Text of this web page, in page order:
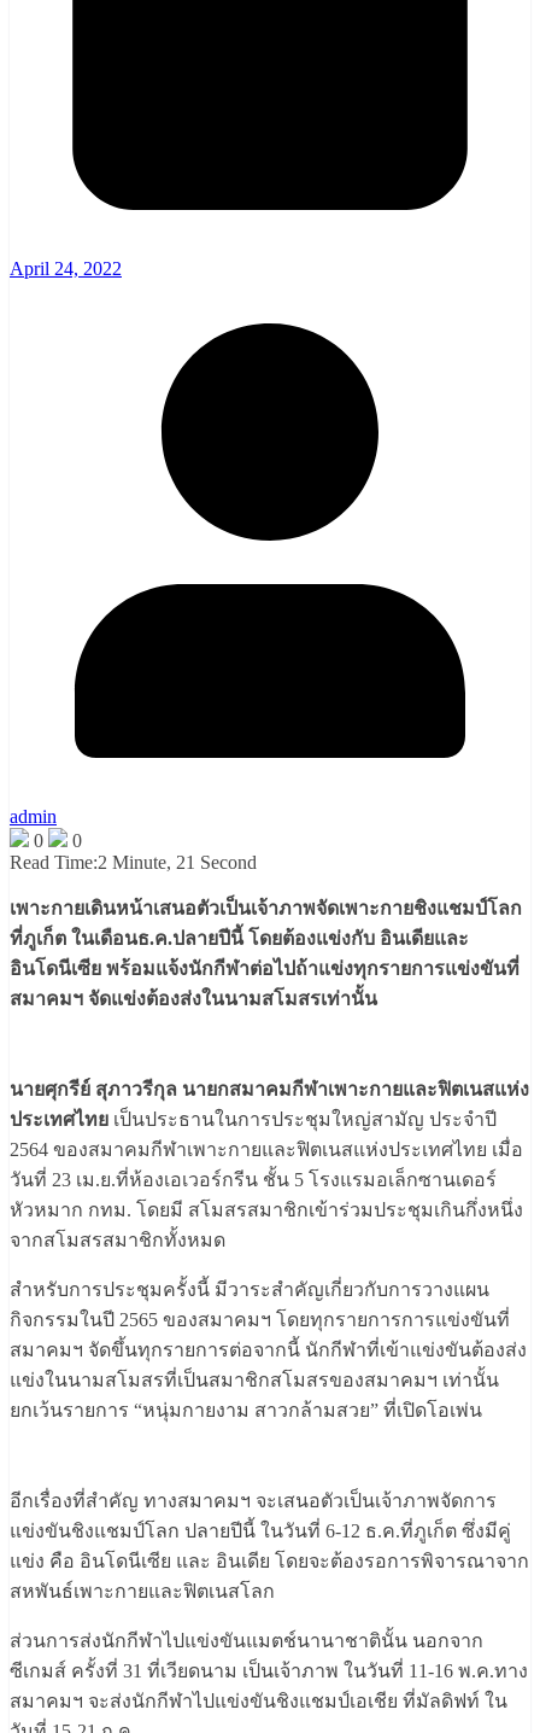
April 24, 2022
admin
0
0
Read Time:2 Minute, 21 Second
เพาะกายเดินหน้าเสนอตัวเป็นเจ้าภาพจัดเพาะกายชิงแชมป์โลก
ที่ภูเก็ต ในเดือนธ.ค.ปลายปีนี้ โดยต้องแข่งกับ อินเดียและ
อินโดนีเซีย พร้อมแจ้งนักกีฬาต่อไปถ้าแข่งทุกรายการแข่งขันที่
สมาคมฯ จัดแข่งต้องส่งในนามสโมสรเท่านั้น
นายศุกรีย์ สุภาวรีกุล นายกสมาคมกีฬาเพาะกายและฟิตเนสแห่ง
ประเทศไทย เป็นประธานในการประชุมใหญ่สามัญ ประจำปี
2564 ของสมาคมกีฬาเพาะกายและฟิตเนสแห่งประเทศไทย เมื่อ
วันที่ 23 เม.ย.ที่ห้องเอเวอร์กรีน ชั้น 5 โรงแรมอเล็กซานเดอร์
หัวหมาก กทม. โดยมี สโมสรสมาชิกเข้าร่วมประชุมเกินกึ่งหนึ่ง
จากสโมสรสมาชิกทั้งหมด
สำหรับการประชุมครั้งนี้ มีวาระสำคัญเกี่ยวกับการวางแผน
กิจกรรมในปี 2565 ของสมาคมฯ โดยทุกรายการการแข่งขันที่
สมาคมฯ จัดขึ้นทุกรายการต่อจากนี้ นักกีฬาที่เข้าแข่งขันต้องส่ง
แข่งในนามสโมสรที่เป็นสมาชิกสโมสรของสมาคมฯ เท่านั้น
ยกเว้นรายการ “หนุ่มกายงาม สาวกล้ามสวย” ที่เปิดโอเพ่น
อีกเรื่องที่สำคัญ ทางสมาคมฯ จะเสนอตัวเป็นเจ้าภาพจัดการ
แข่งขันชิงแชมป์โลก ปลายปีนี้ ในวันที่ 6-12 ธ.ค.ที่ภูเก็ต ซึ่งมีคู่
แข่ง คือ อินโดนีเซีย และ อินเดีย โดยจะต้องรอการพิจารณาจาก
สหพันธ์เพาะกายและฟิตเนสโลก
ส่วนการส่งนักกีฬาไปแข่งขันแมตช์นานาชาตินั้น นอกจาก
ซีเกมส์ ครั้งที่ 31 ที่เวียดนาม เป็นเจ้าภาพ ในวันที่ 11-16 พ.ค.ทาง
สมาคมฯ จะส่งนักกีฬาไปแข่งขันชิงแชมป์เอเชีย ที่มัลดิฟท์ ใน